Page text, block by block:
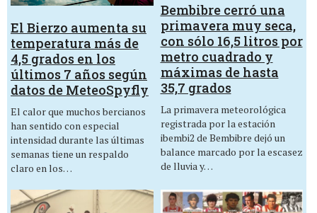
El Bierzo aumenta su
temperatura más de
4,5 grados en los
últimos 7 años según
datos de MeteoSpyfly
El calor que muchos bercianos
han sentido con especial
intensidad durante las últimas
semanas tiene un respaldo
claro en los…
Bembibre cerró una
primavera muy seca,
con sólo 16,5 litros por
metro cuadrado y
máximas de hasta
35,7 grados
La primavera meteorológica
registrada por la estación
ibembi2 de Bembibre dejó un
balance marcado por la escasez
de lluvia y…